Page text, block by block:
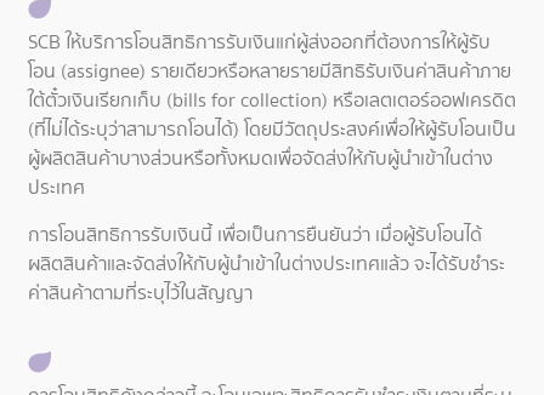
SCB ให้บริการโอนสิทธิการรับเงินแก่ผู้ส่งออกที่ต้องการให้ผู้รับ
โอน (assignee) รายเดียวหรือหลายรายมีสิทธิรับเงินค่าสินค้าภาย
ใต้ตั๋วเงินเรียกเก็บ (bills for collection) หรือเลตเตอร์ออฟเครดิต
(ที่ไม่ได้ระบุว่าสามารถโอนได้) โดยมีวัตถุประสงค์เพื่อให้ผู้รับโอนเป็น
ผู้ผลิตสินค้าบางส่วนหรือทั้งหมดเพื่อจัดส่งให้กับผู้นำเข้าในต่าง
ประเทศ
การโอนสิทธิการรับเงินนี้ เพื่อเป็นการยืนยันว่า เมื่อผู้รับโอนได้
ผลิตสินค้าและจัดส่งให้กับผู้นำเข้าในต่างประเทศแล้ว จะได้รับชำระ
ค่าสินค้าตามที่ระบุไว้ในสัญญา